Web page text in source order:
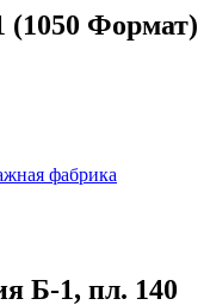
(1050 Формат)
фабрика
Б-1, пл. 140